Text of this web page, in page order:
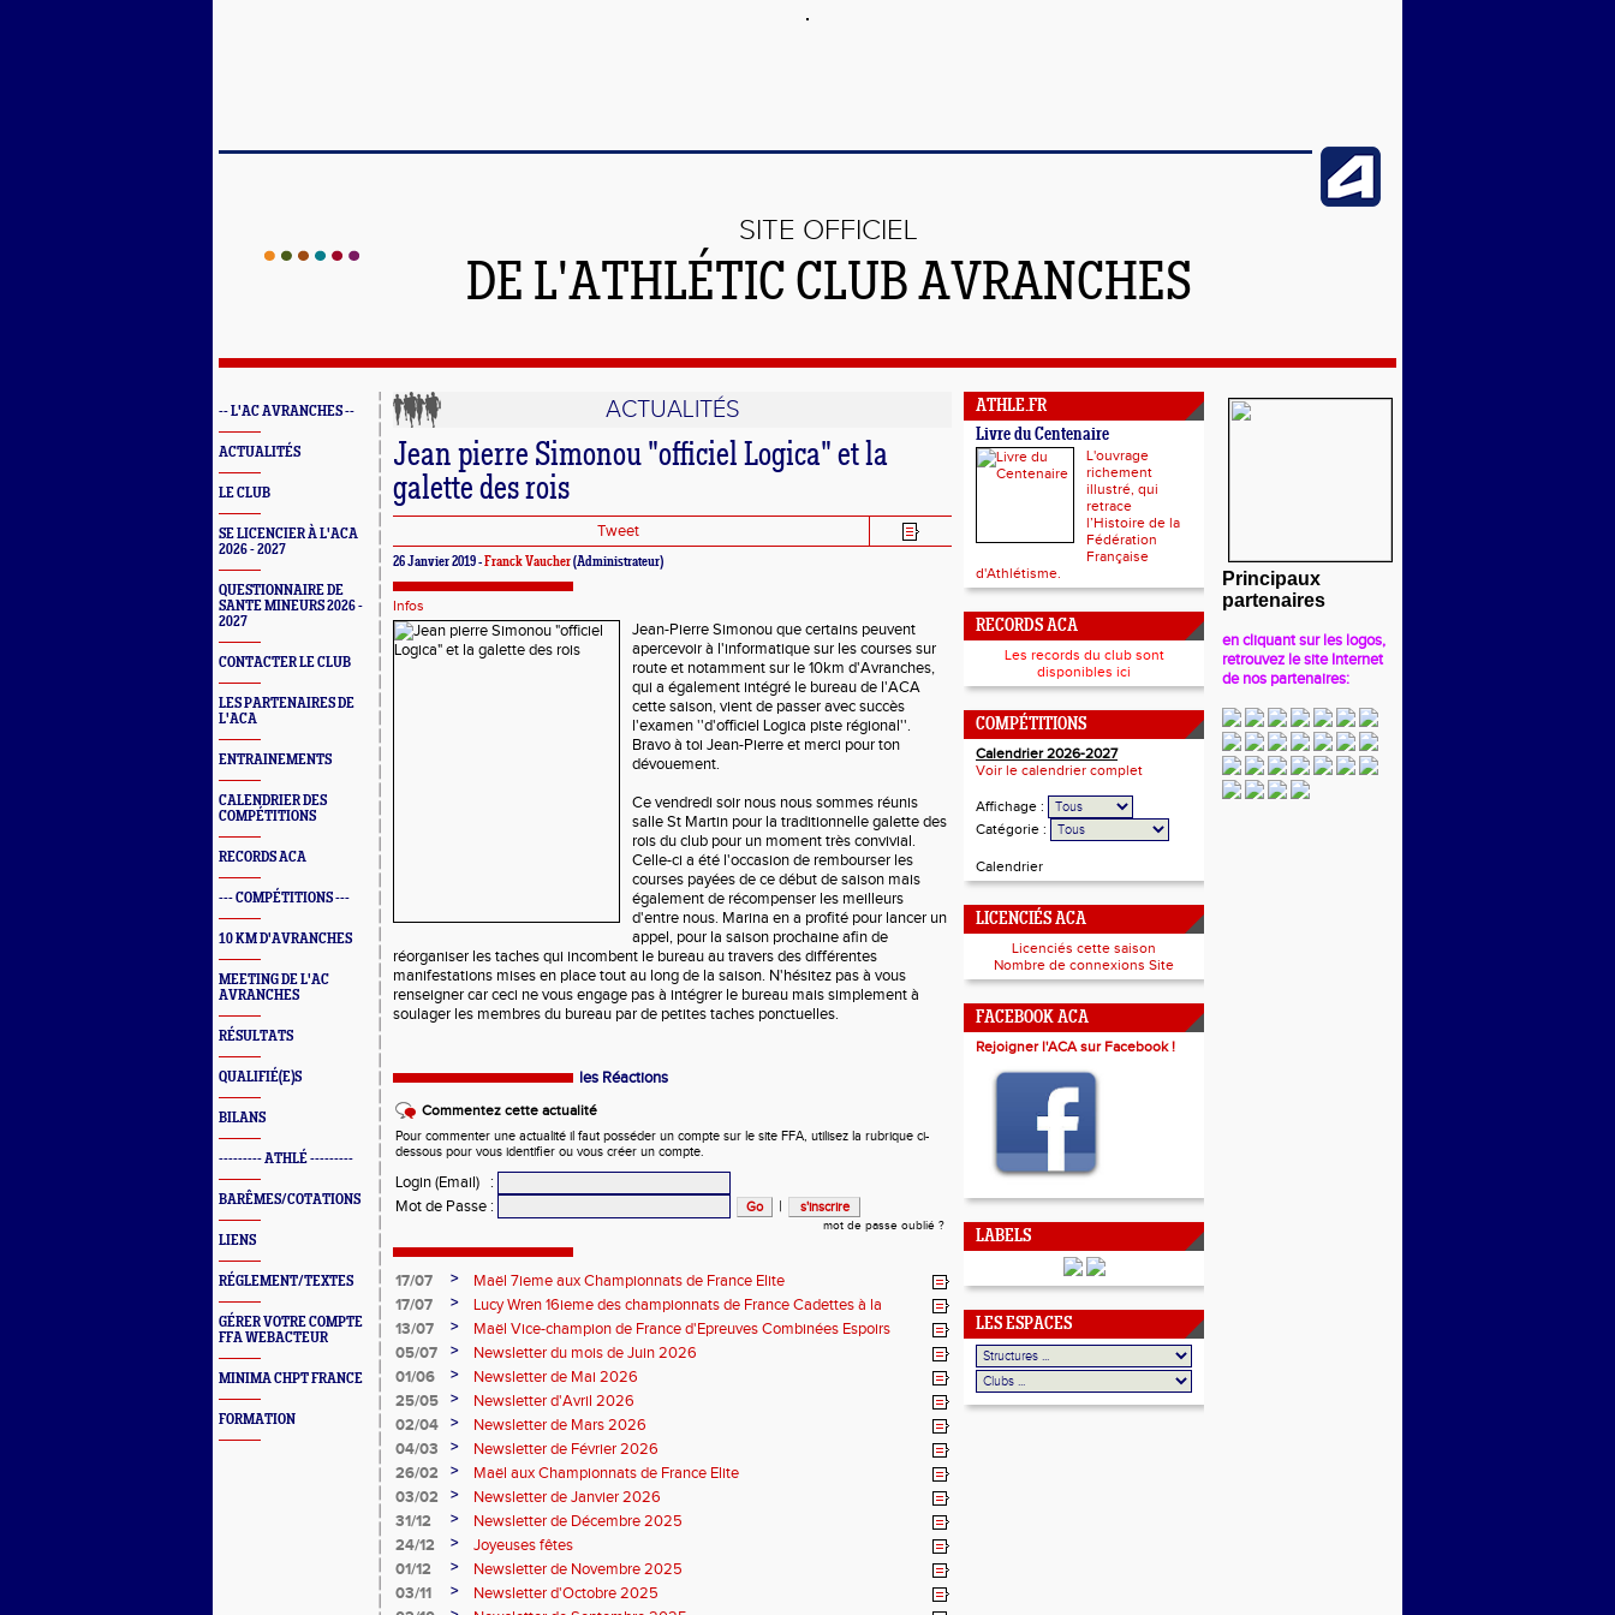
SITE OFFICIEL
DE L'ATHLÉTIC CLUB AVRANCHES
-- L'AC AVRANCHES --
ACTUALITÉS
LE CLUB
SE LICENCIER À L'ACA
2026 - 2027
QUESTIONNAIRE DE
SANTE MINEURS 2026 -
2027
CONTACTER LE CLUB
LES PARTENAIRES DE
L'ACA
ENTRAINEMENTS
CALENDRIER DES
COMPÉTITIONS
RECORDS ACA
--- COMPÉTITIONS ---
10 KM D'AVRANCHES
MEETING DE L'AC
AVRANCHES
RÉSULTATS
QUALIFIÉ(E)S
BILANS
--------- ATHLÉ ---------
BARÊMES/COTATIONS
LIENS
RÉGLEMENT/TEXTES
GÉRER VOTRE COMPTE
FFA WEBACTEUR
MINIMA CHPT FRANCE
FORMATION
ACTUALITÉS
Jean pierre Simonou "officiel Logica" et la
galette des rois
Tweet
26 Janvier 2019 -Franck Vaucher(Administrateur)
Infos
Jean-Pierre Simonou que certains peuvent
apercevoir à l'informatique sur les courses sur
route et notamment sur le 10km d'Avranches,
qui a également intégré le bureau de l'ACA
cette saison, vient de passer avec succès
l'examen ''d'officiel Logica piste régional''.
Bravo à toi Jean-Pierre et merci pour ton
dévouement.
Ce vendredi soir nous nous sommes réunis
salle St Martin pour la traditionnelle galette des
rois du club pour un moment très convivial.
Celle-ci a été l'occasion de rembourser les
courses payées de ce début de saison mais
également de récompenser les meilleurs
d'entre nous. Marina en a profité pour lancer un
appel, pour la saison prochaine afin de
réorganiser les taches qui incombent le bureau au travers des différentes
manifestations mises en place tout au long de la saison. N'hésitez pas à vous
renseigner car ceci ne vous engage pas à intégrer le bureau mais simplement à
soulager les membres du bureau par de petites taches ponctuelles.
les Réactions
Commentez cette actualité
Pour commenter une actualité il faut posséder un compte sur le site FFA, utilisez la rubrique ci-
dessous pour vous identifier ou vous créer un compte.
Login (Email)
:
Mot de Passe : |
mot de passe oublié ?
17/07 >
Maël 7ieme aux Championnats de France Elite
17/07
>
Lucy Wren 16ieme des championnats de France Cadettes à la
perche
13/07 >
Maël Vice-champion de France d'Epreuves Combinées Espoirs
05/07
>
Newsletter du mois de Juin 2026
01/06
>
Newsletter de Mai 2026
25/05
>
Newsletter d'Avril 2026
02/04
>
Newsletter de Mars 2026
04/03
>
Newsletter de Février 2026
26/02
>
Maël aux Championnats de France Elite
03/02
>
Newsletter de Janvier 2026
31/12
>
Newsletter de Décembre 2025
24/12
>
Joyeuses fêtes
01/12
>
Newsletter de Novembre 2025
03/11
>
Newsletter d'Octobre 2025
ATHLE.FR
Livre du Centenaire
L'ouvrage
richement
illustré, qui
retrace
l’Histoire de la
Fédération
Française
d'Athlétisme.
RECORDS ACA
Les records du club sont
disponibles ici
COMPÉTITIONS
Calendrier 2026-2027
Voir le calendrier complet
Affichage :
Catégorie :
Calendrier
LICENCIÉS ACA
Licenciés cette saison
Nombre de connexions Site
FACEBOOK ACA
Rejoigner l'ACA sur Facebook !
LABELS
LES ESPACES
Principaux
partenaires
en cliquant sur les logos,
retrouvez le site Internet
de nos partenaires: